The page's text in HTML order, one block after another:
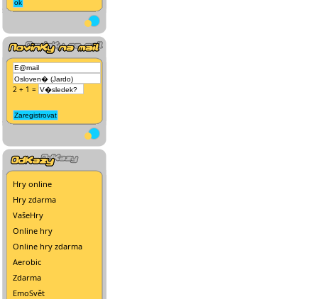
2 + 1 =
Hry online
Hry zdarma
VašeHry
Online hry
Online hry zdarma
Aerobic
Zdarma
EmoSvět